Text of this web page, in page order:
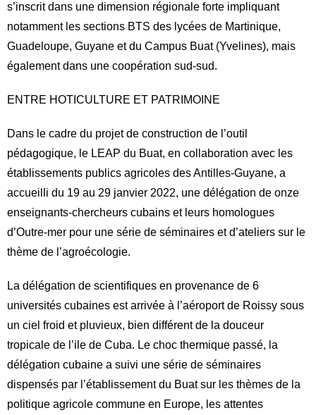
s’inscrit dans une dimension régionale forte impliquant
notamment les sections BTS des lycées de Martinique,
Guadeloupe, Guyane et du Campus Buat (Yvelines), mais
également dans une coopération sud-sud.
ENTRE HOTICULTURE ET PATRIMOINE
Dans le cadre du projet de construction de l’outil
pédagogique, le LEAP du Buat, en collaboration avec les
établissements publics agricoles des Antilles-Guyane, a
accueilli du 19 au 29 janvier 2022, une délégation de onze
enseignants-chercheurs cubains et leurs homologues
d’Outre-mer pour une série de séminaires et d’ateliers sur le
thème de l’agroécologie.
La délégation de scientifiques en provenance de 6
universités cubaines est arrivée à l’aéroport de Roissy sous
un ciel froid et pluvieux, bien différent de la douceur
tropicale de l’ile de Cuba. Le choc thermique passé, la
délégation cubaine a suivi une série de séminaires
dispensés par l’établissement du Buat sur les thèmes de la
politique agricole commune en Europe, les attentes